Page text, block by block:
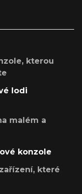
kterou
lodi
malém a
konzole
které